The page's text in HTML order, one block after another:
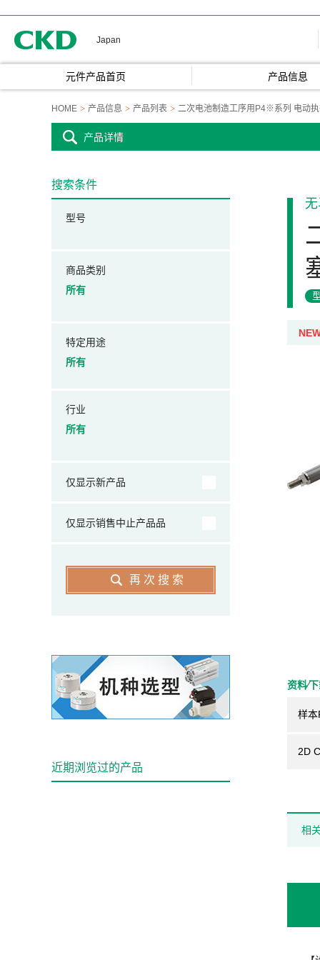
Japan
元件产品首页 产品信息
HOME 产品信息 产品列表 二次电池制造工序用P4※系列 电动
产品详情
资料⁄
样本
2D
相
搜索条件
型号
商品类别
所有
特定用途
所有
行业
所有
仅显示新产品
仅显示销售中止产品品
再次搜索
近期浏览过的产品